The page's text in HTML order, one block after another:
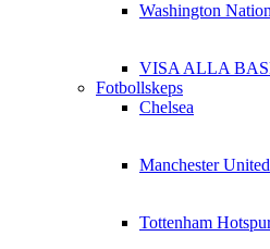
Washington
VISA ALLA
Fotbollskeps
Chelsea
Manchester United
Tottenham